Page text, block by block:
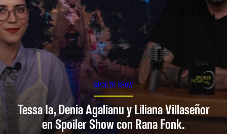
SPOILER SHOW
Tessa Ia, Denia Agalianu y Liliana Villaseñor
en Spoiler Show con Rana Fonk.